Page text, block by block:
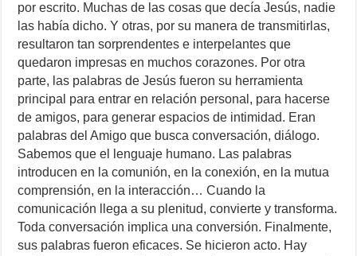
por escrito. Muchas de las cosas que decía Jesús, nadie
las había dicho. Y otras, por su manera de transmitirlas,
resultaron tan sorprendentes e interpelantes que
quedaron impresas en muchos corazones. Por otra
parte, las palabras de Jesús fueron su herramienta
principal para entrar en relación personal, para hacerse
de amigos, para generar espacios de intimidad. Eran
palabras del Amigo que busca conversación, diálogo.
Sabemos que el lenguaje humano. Las palabras
introducen en la comunión, en la conexión, en la mutua
comprensión, en la interacción… Cuando la
comunicación llega a su plenitud, convierte y transforma.
Toda conversación implica una conversión. Finalmente,
sus palabras fueron eficaces. Se hicieron acto. Hay